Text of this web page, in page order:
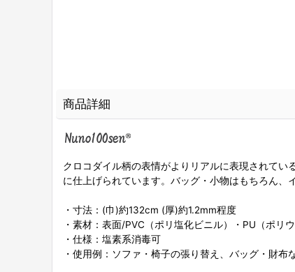
商品詳細
クロコダイル柄の表情がよりリアルに表現されて
に仕上げられています。バッグ・小物はもちろん、
・寸法：(巾)約132cm (厚)約1.2mm程度
・素材：表面/PVC（ポリ塩化ビニル）・PU（ポ
・仕様：塩素系消毒可
・使用例：ソファ・椅子の張り替え、バッグ・財布